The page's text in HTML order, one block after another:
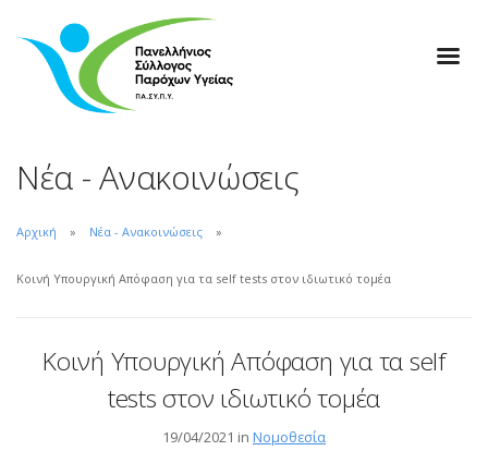
Νέα - Ανακοινώσεις
Αρχική Νέα - Ανακοινώσεις
Κοινή Υπουργική Απόφαση για τα self tests στον ιδιωτικό τομέα
Κοινή Υπουργική Απόφαση για τα self
tests στον ιδιωτικό τομέα
19/04/2021 in Νομοθεσία